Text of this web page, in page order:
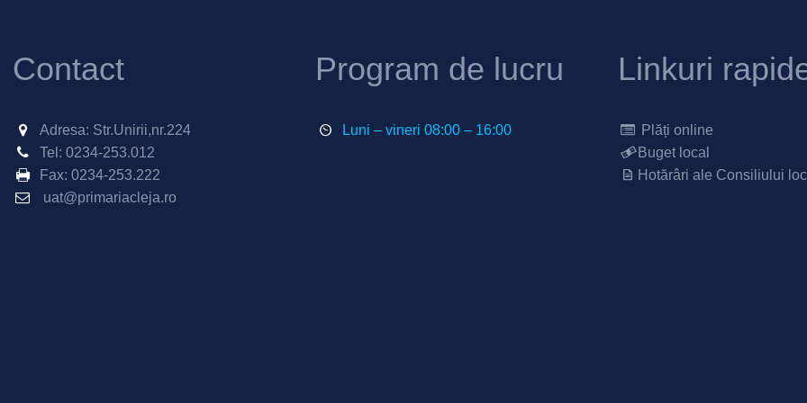
Contact
Adresa: Str.Unirii,nr.224
Tel: 0234-253.012
Fax: 0234-253.222
uat@primariacleja.ro
Program de lucru
Luni – vineri 08:00 – 16:00
Linkuri
Plăți online
Buget local
Hotărâri ale Consiliului